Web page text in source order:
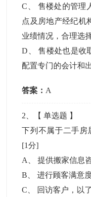
C
售楼处的管理
点及房地产经纪机
业绩情况，合理选
D 、售楼处也是收
配置专门的会计和
答案： A
2 、【单选题 】
下列不属于二手房
[1分]
A
、提供搬家信息
B 、进行顾客满意
C
回访客户，以